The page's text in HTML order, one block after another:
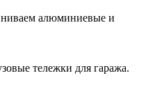
алюминиевые и
тележки для гаража.